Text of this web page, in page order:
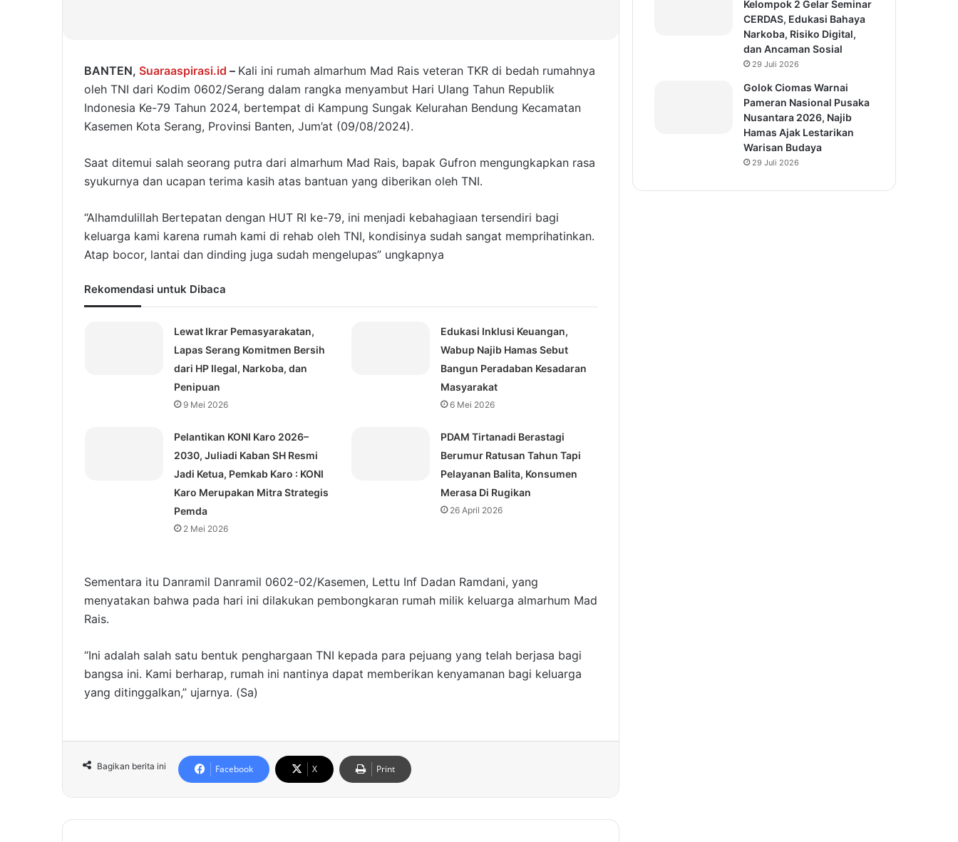
BANTEN, Suaraaspirasi.id – Kali ini rumah almarhum Mad Rais veteran TKR di bedah rumahnya
oleh TNI dari Kodim 0602/Serang dalam rangka menyambut Hari Ulang Tahun Republik
Indonesia Ke-79 Tahun 2024, bertempat di Kampung Sungak Kelurahan Bendung Kecamatan
Kasemen Kota Serang, Provinsi Banten, Jum’at (09/08/2024).
Saat ditemui salah seorang putra dari almarhum Mad Rais, bapak Gufron mengungkapkan rasa
syukurnya dan ucapan terima kasih atas bantuan yang diberikan oleh TNI.
“Alhamdulillah Bertepatan dengan HUT RI ke-79, ini menjadi kebahagiaan tersendiri bagi
keluarga kami karena rumah kami di rehab oleh TNI, kondisinya sudah sangat memprihatinkan.
Atap bocor, lantai dan dinding juga sudah mengelupas” ungkapnya
Rekomendasi untuk Dibaca
Lewat Ikrar Pemasyarakatan,
Lapas Serang Komitmen Bersih
dari HP Ilegal, Narkoba, dan
Penipuan
9 Mei 2026
Edukasi Inklusi Keuangan,
Wabup Najib Hamas Sebut
Bangun Peradaban Kesadaran
Masyarakat
6 Mei 2026
Pelantikan KONI Karo 2026–
2030, Juliadi Kaban SH Resmi
Jadi Ketua, Pemkab Karo : KONI
Karo Merupakan Mitra Strategis
Pemda
2 Mei 2026
PDAM Tirtanadi Berastagi
Berumur Ratusan Tahun Tapi
Pelayanan Balita, Konsumen
Merasa Di Rugikan
26 April 2026
Sementara itu Danramil Danramil 0602-02/Kasemen, Lettu Inf Dadan Ramdani, yang
menyatakan bahwa pada hari ini dilakukan pembongkaran rumah milik keluarga almarhum Mad
Rais.
“Ini adalah salah satu bentuk penghargaan TNI kepada para pejuang yang telah berjasa bagi
bangsa ini. Kami berharap, rumah ini nantinya dapat memberikan kenyamanan bagi keluarga
yang ditinggalkan,” ujarnya. (Sa)
Bagikan berita ini Facebook X Print
Kelompok 2 Gelar Seminar
CERDAS, Edukasi Bahaya
Narkoba, Risiko Digital,
dan Ancaman Sosial
29 Juli 2026
Golok Ciomas Warnai
Pameran Nasional Pusaka
Nusantara 2026, Najib
Hamas Ajak Lestarikan
Warisan Budaya
29 Juli 2026